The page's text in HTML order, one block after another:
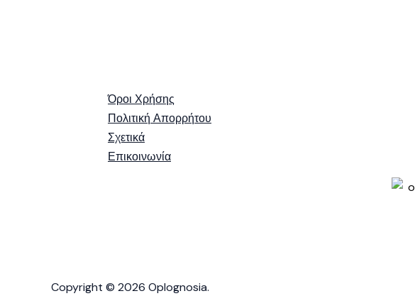
Όροι Χρήσης
Πολιτική Απορρήτου
Σχετικά
Επικοινωνία
Copyright © 2026 Oplognosia.